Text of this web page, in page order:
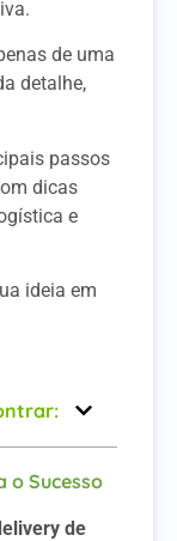
de uma
detalhe,
passos
dicas
e
ideia em
o Sucesso
de